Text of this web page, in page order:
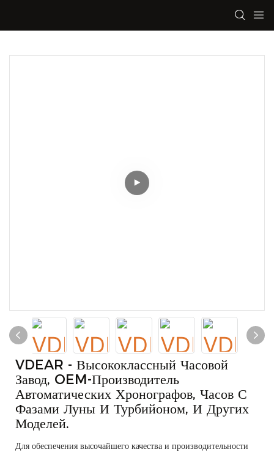
VDEAR - Высококлассный Часовой
Завод, OEM-Производитель
Автоматических Хронографов, Часов С
Фазами Луны И Турбийоном, И Других
Моделей.
Для обеспечения высочайшего качества и производительности